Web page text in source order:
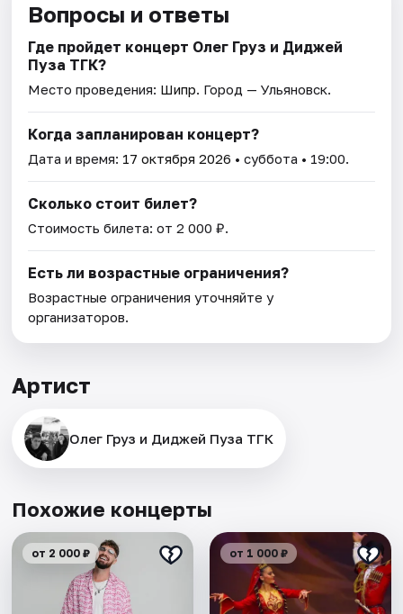
Вопросы и ответы
Где пройдет концерт Олег Груз и Диджей
Пуза ТГК?
Место проведения: Шипр. Город — Ульяновск.
Когда запланирован концерт?
Дата и время: 17 октября 2026 • суббота • 19:00.
Сколько стоит билет?
Стоимость билета: от 2 000 ₽.
Есть ли возрастные ограничения?
Возрастные ограничения уточняйте у
организаторов.
Артист
Олег Груз и Диджей Пуза ТГК
Похожие концерты
от 2 000 ₽ от 1 000 ₽